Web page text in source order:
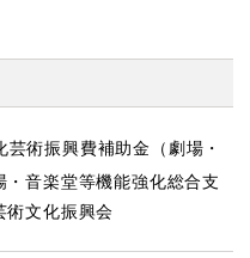
芸術振興費補助金（劇場・
音楽堂等機能強化総合支
術文化振興会